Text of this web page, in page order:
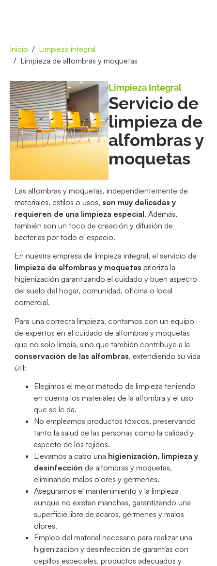
Inicio
Limpieza integral
Limpieza de alfombras y moquetas
Limpieza Integral
Servicio de
limpieza de
alfombras y
moquetas
Las alfombras y moquetas, independientemente de
materiales, estilos o usos, son muy delicadas y
requieren de una limpieza especial. Además,
también son un foco de creación y difusión de
bacterias por todo el espacio.
En nuestra empresa de limpieza integral, el servicio de
limpieza de alfombras y moquetas prioriza la
higienización garantizando el cuidado y buen aspecto
del suelo del hogar, comunidad, oficina o local
comercial.
Para una correcta limpieza, contamos con un equipo
de expertos en el cuidado de alfombras y moquetas
que no solo limpia, sino que también contribuye a la
conservación de las alfombras, extendiendo su vida
útil:
Elegimos el mejor método de limpieza teniendo
en cuenta los materiales de la alfombra y el uso
que se le da.
No empleamos productos tóxicos, preservando
tanto la salud de las personas como la calidad y
aspecto de los tejidos.
Llevamos a cabo una higienización, limpieza y
desinfección de alfombras y moquetas,
eliminando malos olores y gérmenes.
Aseguramos el mantenimiento y la limpieza
aunque no existan manchas, garantizando una
superficie libre de ácaros, gérmenes y malos
olores.
Empleo del material necesario para realizar una
higienización y desinfección de garantías con
cepillos especiales, productos adecuados y